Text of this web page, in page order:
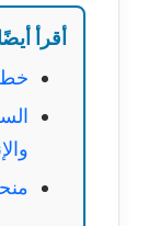
أقرأ
خطة الـ 183 يوماً..